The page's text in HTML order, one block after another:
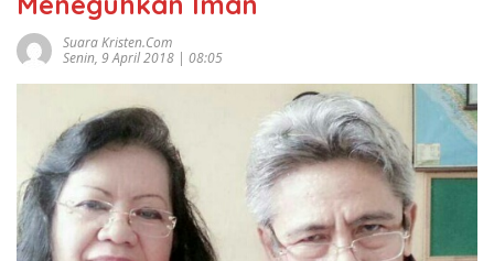
Suara Kristen.com
Senin, 9 April 2018 | 08:05